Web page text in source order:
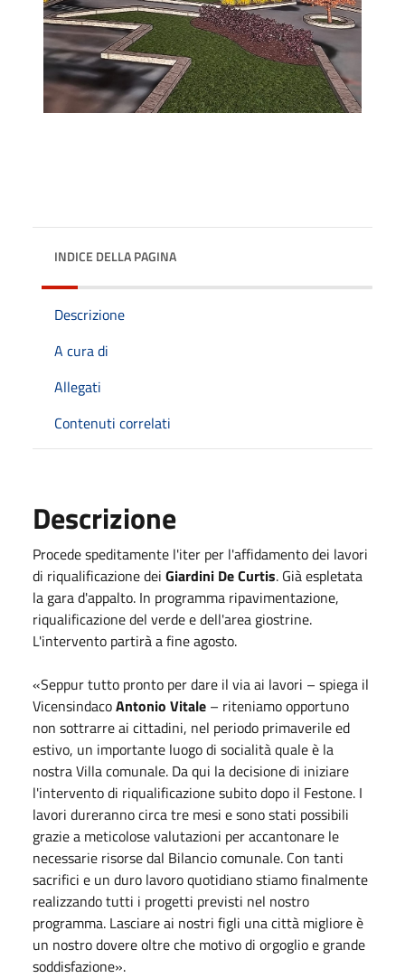
INDICE DELLA PAGINA
Descrizione
A cura di
Allegati
Contenuti correlati
Descrizione
Procede speditamente l'iter per l'affidamento dei lavori
di riqualificazione dei Giardini De Curtis. Già espletata
la gara d'appalto. In programma ripavimentazione,
riqualificazione del verde e dell'area giostrine.
L'intervento partirà a fine agosto.
«Seppur tutto pronto per dare il via ai lavori – spiega il
VicensindacoAntonio Vitale – riteniamo opportuno
non sottrarre ai cittadini, nel periodo primaverile ed
estivo, un importante luogo di socialità quale è la
nostra Villa comunale. Da qui la decisione di iniziare
l'intervento di riqualificazione subito dopo il Festone. I
lavori dureranno circa tre mesi e sono stati possibili
grazie a meticolose valutazioni per accantonare le
necessarie risorse dal Bilancio comunale. Con tanti
sacrifici e un duro lavoro quotidiano stiamo finalmente
realizzando tutti i progetti previsti nel nostro
programma. Lasciare ai nostri figli una città migliore è
un nostro dovere oltre che motivo di orgoglio e grande
soddisfazione».